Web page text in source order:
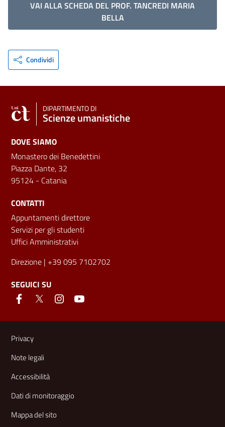
VAI ALLA SCHEDA DEL PROF. TANCREDI MARIA
BELLA
Condividi
DIPARTIMENTO DI
Scienze umanistiche
DOVE SIAMO
Monastero dei Benedettini
Piazza Dante, 32
95124 - Catania
CONTATTI
Appuntamenti direttore
Servizi per gli studenti
Uffici Amministrativi
Direzione | +39 095 7102702
SEGUICI SU
Link e informazioni utili
Privacy
Note legali
Accessibilità
Dati di monitoraggio
Mappa del sito